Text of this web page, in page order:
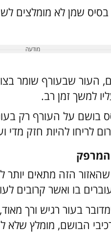
שמן לא מומלצים
העור שבעורף שומר
למשך זמן רב.
בושם על העורף רק
לריחו להיות חזק מדי
המרפק
הזה מתאים יותר
בו ואשר קרובים
בעור רגיש ורך
הבושם, מומלץ שלא